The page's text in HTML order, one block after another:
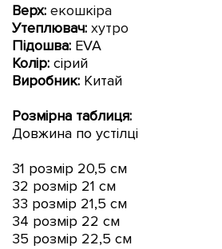
Верх: екошкіра
Утеплювач: хутро
Підошва: EVA
Колір: сірий
Виробник: Китай
Розмірна таблиця:
Довжина по устілці
31 розмір 20,5 см
32 розмір 21 см
33 розмір 21,5 см
34 розмір 22 см
35 розмір 22,5 см